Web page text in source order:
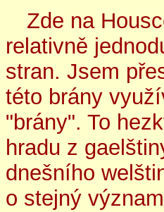
Zde na
relativně
stran. Jsem
této brány
"brány". To
hradu z
dnešního
o stejný